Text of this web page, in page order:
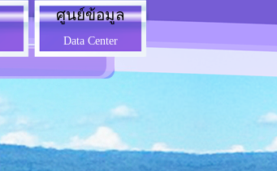
ศูนย์ข้อมูล
Data Center